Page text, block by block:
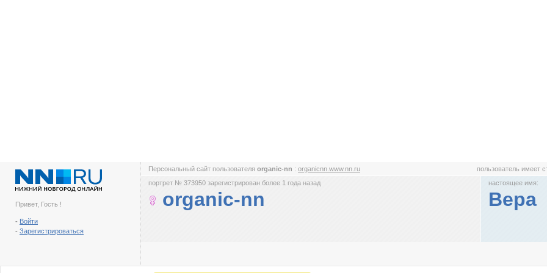
Привет, Гость !
- Войти
- Зарегистрироваться
Персональный сайт пользователя organic-nn : organicnn.www.nn.ru пользователь имеет
портрет № 373950 зарегистрирован более 1 года назад
organic-nn
настоящее имя:
Вера